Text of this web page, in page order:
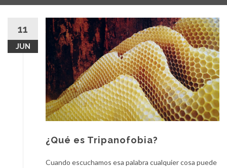
contenido
11
JUN
¿Qué es Tripanofobia?
Cuando escuchamos esa palabra cualquier cosa puede